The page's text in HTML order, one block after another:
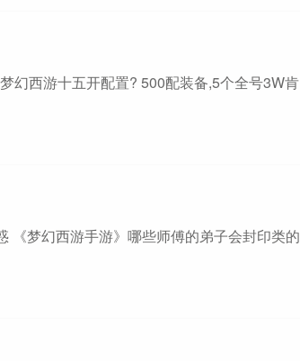
幻西游十五开配置? 500配装备,5个全号3W肯
《梦幻西游手游》哪些师傅的弟子会封印类的